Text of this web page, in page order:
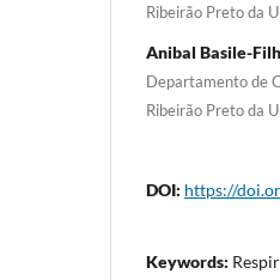
Ribeirão Preto da
Anibal Basile-
Departamento de
Ribeirão Preto da
DOI: https://
Keywords: